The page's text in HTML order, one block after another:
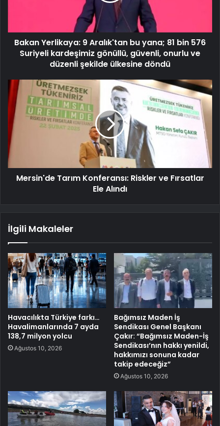
Bakan Yerlikaya: 9 Aralık'tan bu yana; 81 bin 576
Suriyeli kardeşimiz gönüllü, güvenli, onurlu ve
düzenli şekilde ülkesine döndü
Mersin'de Tarım Konferansı: Riskler ve Fırsatlar
Ele Alındı
İlgili Makaleler
Havacılıkta Türkiye farkı…
Havalimanlarında 7 ayda
138,7 milyon yolcu
Ağustos 10, 2026
Bağımsız Maden İş
Sendikası Genel Başkanı
Çakır: “Bağımsız Maden-İş
Sendikası’nın hakkı yenildi,
hakkımızı sonuna kadar
takip edeceğiz”
Ağustos 10, 2026